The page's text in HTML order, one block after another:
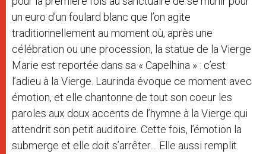
un euro d’un foulard blanc que l’on agite
traditionnellement au moment où, après une
célébration ou une procession, la statue de la Vierge
Marie est reportée dans sa « Capelhina » : c’est
l’adieu à la Vierge. Laurinda évoque ce moment avec
émotion, et elle chantonne de tout son coeur les
paroles aux doux accents de l’hymne à la Vierge qui
attendrit son petit auditoire. Cette fois, l’émotion la
submerge et elle doit s’arrêter… Elle aussi remplit